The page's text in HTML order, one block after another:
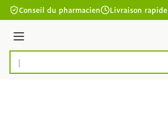
Aller au contenu
Conseil du pharmacien Livraison rapide
Menu
Rechercher